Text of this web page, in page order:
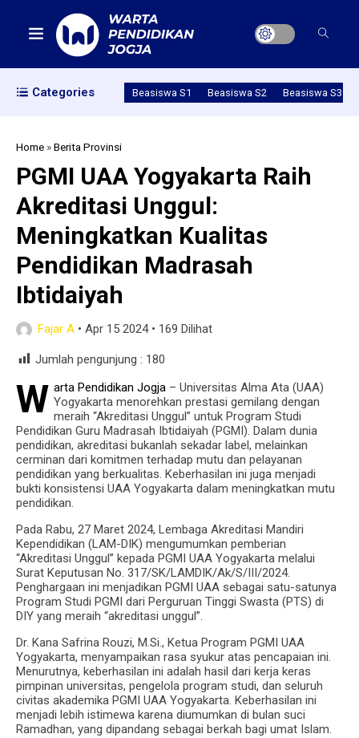
Categories Beasiswa S1 Beasiswa S2 Beasiswa S3
Home »Berita Provinsi
PGMI UAA Yogyakarta Raih
Akreditasi Unggul:
Meningkatkan Kualitas
Pendidikan Madrasah
Ibtidaiyah
Fajar A • Apr 15 2024• 169 Dilihat
Jumlah pengunjung : 180
W arta Pendidikan Jogja – Universitas Alma Ata (UAA)
Yogyakarta menorehkan prestasi gemilang dengan
meraih “Akreditasi Unggul” untuk Program Studi
Pendidikan Guru Madrasah Ibtidaiyah (PGMI). Dalam dunia
pendidikan, akreditasi bukanlah sekadar label, melainkan
cerminan dari komitmen terhadap mutu dan pelayanan
pendidikan yang berkualitas. Keberhasilan ini juga menjadi
bukti konsistensi UAA Yogyakarta dalam meningkatkan mutu
pendidikan.
Pada Rabu, 27 Maret 2024, Lembaga Akreditasi Mandiri
Kependidikan (LAM-DIK) mengumumkan pemberian
“Akreditasi Unggul” kepada PGMI UAA Yogyakarta melalui
Surat Keputusan No. 317/SK/LAMDIK/Ak/S/III/2024.
Penghargaan ini menjadikan PGMI UAA sebagai satu-satunya
Program Studi PGMI dari Perguruan Tinggi Swasta (PTS) di
DIY yang meraih “akreditasi unggul”.
Dr. Kana Safrina Rouzi, M.Si., Ketua Program PGMI UAA
Yogyakarta, menyampaikan rasa syukur atas pencapaian ini.
Menurutnya, keberhasilan ini adalah hasil dari kerja keras
pimpinan universitas, pengelola program studi, dan seluruh
civitas akademika PGMI UAA Yogyakarta. Keberhasilan ini
menjadi lebih istimewa karena diumumkan di bulan suci
Ramadhan, yang dipandang sebagai berkah bagi umat Islam.